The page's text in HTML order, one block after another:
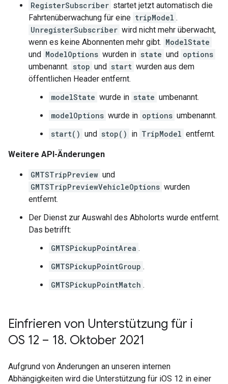
RegisterSubscriber startet jetzt automatisch die
Fahrtenüberwachung für eine tripModel .
UnregisterSubscriber wird nicht mehr überwacht,
wenn es keine Abonnenten mehr gibt. ModelState
und ModelOptions wurden in state und options
umbenannt. stop und start wurden aus dem
öffentlichen Header entfernt.
modelState wurde in state umbenannt.
modelOptions wurde in options umbenannt.
start() und stop() in TripModel entfernt.
Weitere API-Änderungen
GMTSTripPreview und
GMTSTripPreviewVehicleOptions wurden
entfernt.
Der Dienst zur Auswahl des Abholorts wurde entfernt.
Das betrifft:
GMTSPickupPointArea .
GMTSPickupPointGroup .
GMTSPickupPointMatch .
Einfrieren von Unterstützung für i
OS 12 – 18. Oktober 2021
Aufgrund von Änderungen an unseren internen
Abhängigkeiten wird die Unterstützung für iOS 12 in einer